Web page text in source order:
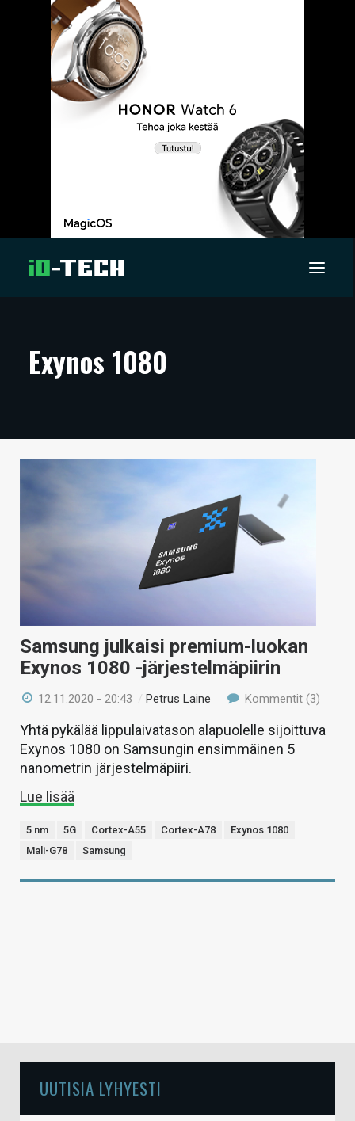
ARTIKKELIT
TECHBBS
VAIHDA TEEMA
HAKU
Exynos 1080
Samsung julkaisi premium-luokan
Exynos 1080 -järjestelmäpiirin
12.11.2020 - 20:43 /Petrus Laine Kommentit (3)
Yhtä pykälää lippulaivatason alapuolelle sijoittuva
Exynos 1080 on Samsungin ensimmäinen 5
nanometrin järjestelmäpiiri.
Lue lisää
5 nm 5G Cortex-A55 Cortex-A78
Exynos 1080
Mali-G78
Samsung
UUTISIA LYHYESTI